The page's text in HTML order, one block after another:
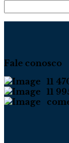
Fale conosco
11
11